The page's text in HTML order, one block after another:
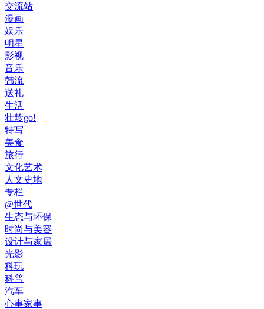
交流站
漫画
娱乐
明星
影视
音乐
韩流
送礼
生活
壮龄go!
特写
美食
旅行
文化艺术
人文史地
专栏
@世代
生态与环保
时尚与美容
设计与家居
光影
科玩
科普
汽车
心事家事